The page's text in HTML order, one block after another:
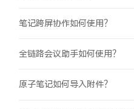
笔记跨屏协作如何使用？
全链路会议助手如何使用？
原子笔记如何导入附件？